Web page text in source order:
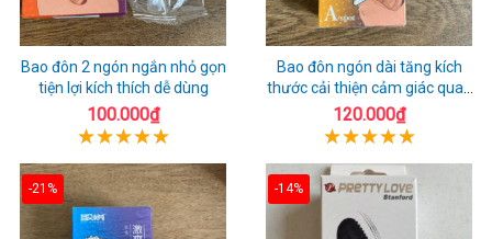
Bao đôn 2 ngón ngắn nhỏ gọn
tiện lợi kích thích dễ dùng
100.000₫
Bao đôn ngón dài tăng kích
thước cải thiện cảm giác quan
hệ
120.000₫
-21% -14%